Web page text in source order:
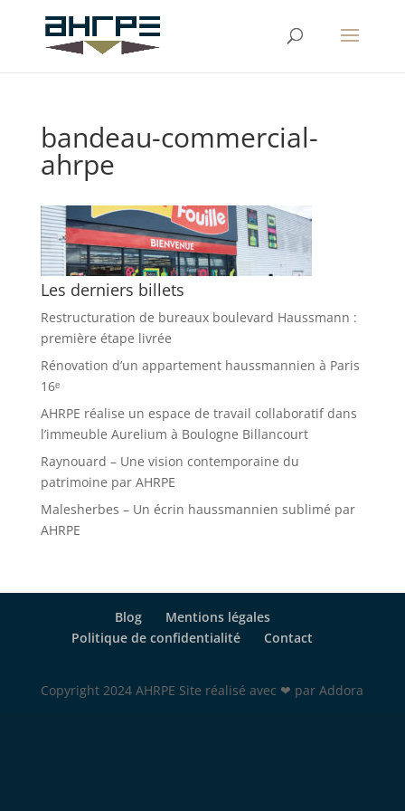
bandeau-commercial-
ahrpe
Les derniers billets
Restructuration de bureaux boulevard Haussmann :
première étape livrée
Rénovation d’un appartement haussmannien à Paris
16ᵉ
AHRPE réalise un espace de travail collaboratif dans
l’immeuble Aurelium à Boulogne Billancourt
Raynouard – Une vision contemporaine du
patrimoine par AHRPE
Malesherbes – Un écrin haussmannien sublimé par
AHRPE
Blog
Mentions légales
Politique de confidentialité
Contact
Copyright 2024 AHRPE Site réalisé avec ❤ par Addora